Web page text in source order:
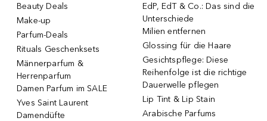
Beauty Deals
Make-up
Parfum-Deals
Rituals Geschenksets
Männerparfum &
Herrenparfum
Damen Parfum im SALE
Yves Saint Laurent
Damendüfte
EdP, EdT & Co.: Das sind die
Unterschiede
Milien entfernen
Glossing für die Haare
Gesichtspflege: Diese
Reihenfolge ist die richtige
Dauerwelle pflegen
Lip Tint & Lip Stain
Arabische Parfums